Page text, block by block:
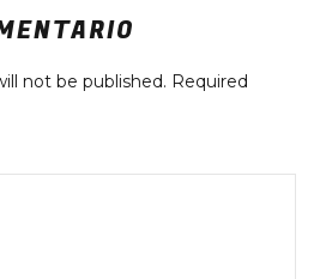
not be published. Required